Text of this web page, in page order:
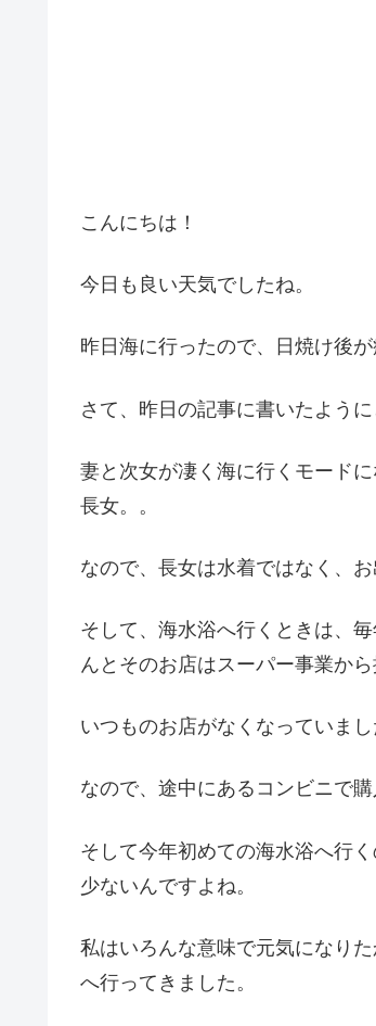
こんにちは！
今日も良い天気でしたね。
昨日海に行ったので、日焼け後が
さて、昨日の記事に書いたよう
妻と次女が凄く海に行くモード
長女。。
なので、長女は水着ではなく、
そして、海水浴へ行くときは、
んとそのお店はスーパー事業から
いつものお店がなくなっていま
なので、途中にあるコンビニで
そして今年初めての海水浴へ行
少ないんですよね。
私はいろんな意味で元気になり
へ行ってきました。